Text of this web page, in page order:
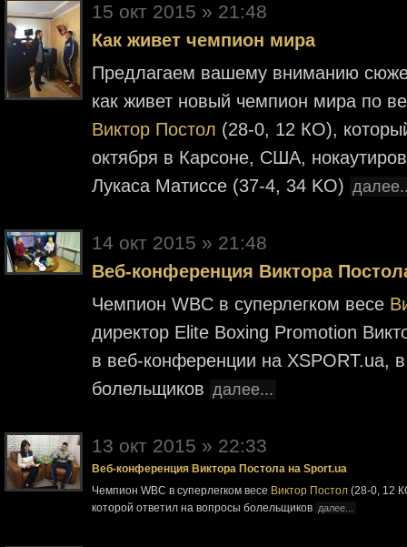
15 окт 2015 » 21:48
Как живет чемпион мира
Предлагаем вашему вниманию
как живет новый чемпион мира по
Виктор Постол (28-0, 12 КО),
октября в Карсоне, США,
Лукаса Матиссе (37-4, 34 KO)
14 окт 2015 » 21:48
Веб-конференция Виктора
Чемпион WBC в суперлегком весе
директор Elite Boxing Promotion
в веб-конференции на XSPORT.ua,
болельщиков далее...
13 окт 2015 » 22:33
Веб-конференция Виктора Постола на Sport.ua
Чемпион WBC в суперлегком весе Виктор Постол (28-0, 12
которой ответил на вопросы болельщиков далее...